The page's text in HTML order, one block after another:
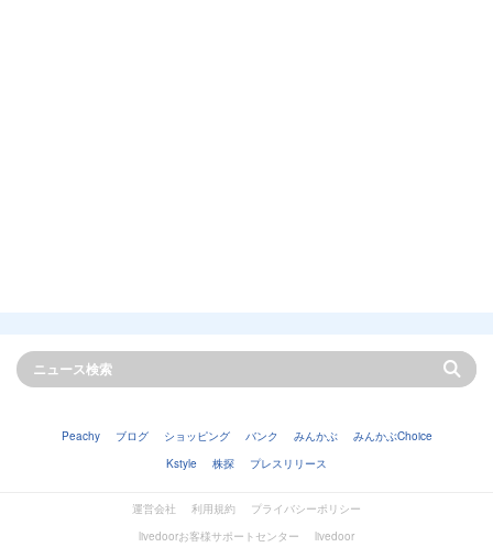
Peachy ブログ ショッピング バンク みんかぶ
みんかぶChoice
Kstyle
株探 プレスリリース
運営会社 利用規約
プライバシーポリシー
livedoorお客様サポートセンター
livedoor